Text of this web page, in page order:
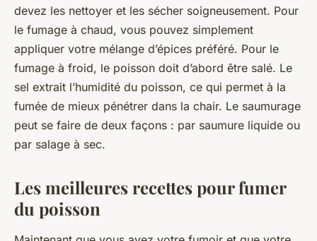
devez les nettoyer et les sécher soigneusement. Pour
le fumage à chaud, vous pouvez simplement
appliquer votre mélange d’épices préféré. Pour le
fumage à froid, le poisson doit d’abord être salé. Le
sel extrait l’humidité du poisson, ce qui permet à la
fumée de mieux pénétrer dans la chair. Le saumurage
peut se faire de deux façons : par saumure liquide ou
par salage à sec.
Les meilleures recettes pour fumer
du poisson